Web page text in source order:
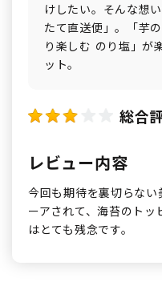
けしたい。そんな想
たて直送便」。「芋
り楽しむ のり塩」が
ット。
総合
レビュー内容
今回も期待を裏切らな
ーアされて、海苔のトッ
はとても残念です。